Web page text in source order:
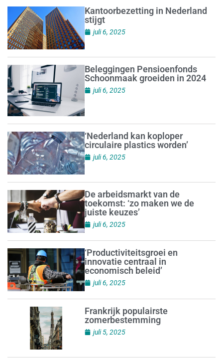
Kantoorbezetting in Nederland
stijgt
juli 6, 2025
Beleggingen Pensioenfonds
Schoonmaak groeiden in 2024
juli 6, 2025
‘Nederland kan koploper
circulaire plastics worden’
juli 6, 2025
De arbeidsmarkt van de
toekomst: ‘zo maken we de
juiste keuzes’
juli 6, 2025
‘Productiviteitsgroei en
innovatie centraal in
economisch beleid’
juli 6, 2025
Frankrijk populairste
zomerbestemming
juli 5, 2025